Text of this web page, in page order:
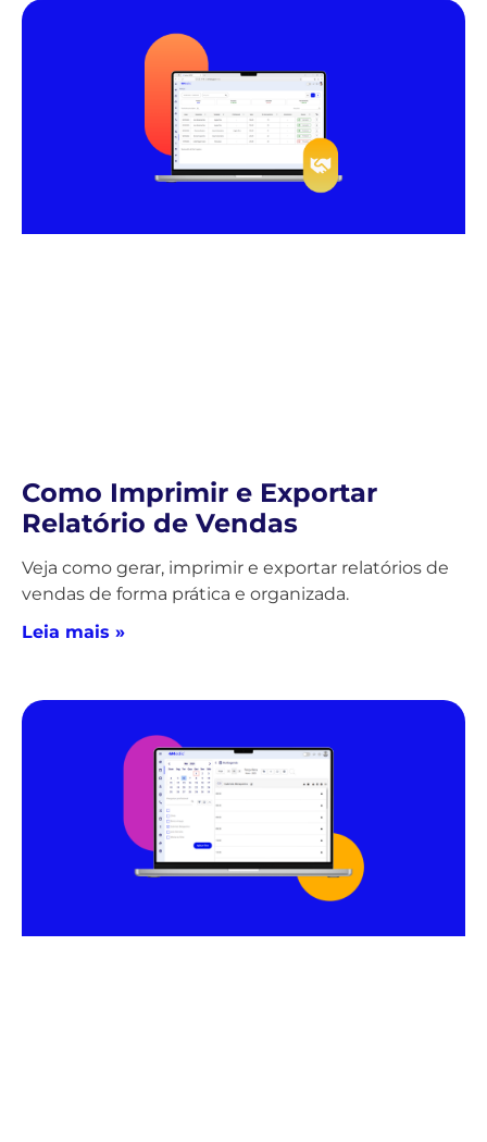
Como Imprimir e Exportar
Relatório de Vendas
Veja como gerar, imprimir e exportar relatórios de
vendas de forma prática e organizada.
Leia mais »